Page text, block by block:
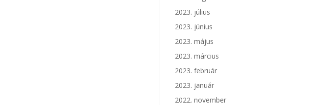
2023. július
2023. június
2023. május
2023. március
2023. február
2023. január
2022. november